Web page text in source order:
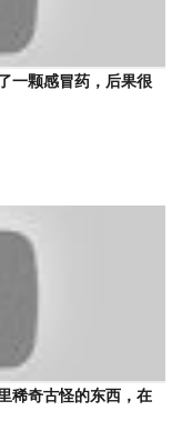
一颗感冒药，后果很
稀奇古怪的东西，在